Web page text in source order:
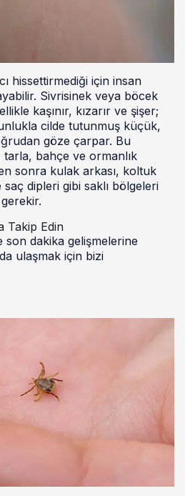
hissettirmediği için insan
Sivrisinek veya böcek
kaşınır, kızarır ve şişer;
cilde tutunmuş küçük,
göze çarpar. Bu
tarla, bahçe ve ormanlık
sonra kulak arkası, koltuk
saç dipleri gibi saklı bölgeleri
Takip Edin
dakika gelişmelerine
ulaşmak için bizi